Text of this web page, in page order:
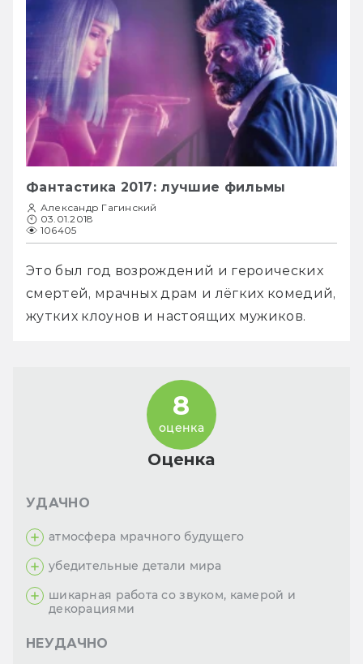
Фантастика 2017: лучшие фильмы
Александр Гагинский
03.01.2018
106405
Это был год возрождений и героических
смертей, мрачных драм и лёгких комедий,
жутких клоунов и настоящих мужиков.
Оценка
8
оценка
УДАЧНО
атмосфера мрачного будущего
убедительные детали мира
шикарная работа со звуком, камерой и
декорациями
НЕУДАЧНО